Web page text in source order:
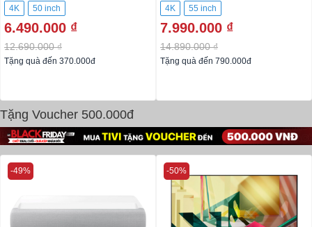
4K 50 inch
6.490.000 ₫
12.690.000 ₫
Tặng quà đến 370.000đ
4K 55 inch
7.990.000 ₫
14.890.000 ₫
Tặng quà đến 790.000đ
Tặng Voucher 500.000đ
-49% -50%